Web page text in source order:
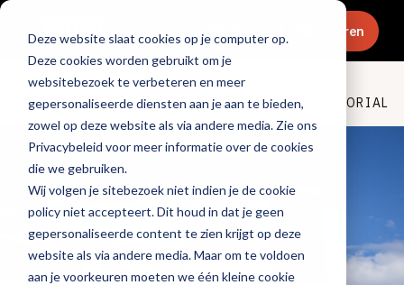
Deze website slaat cookies op je computer op.
Deze cookies worden gebruikt om je
websitebezoek te verbeteren en meer
gepersonaliseerde diensten aan je aan te bieden,
zowel op deze website als via andere media. Zie ons
Privacybeleid voor meer informatie over de cookies
die we gebruiken.
Wij volgen je sitebezoek niet indien je de cookie
policy niet accepteert. Dit houd in dat je geen
gepersonaliseerde content te zien krijgt op deze
website als via andere media. Maar om te voldoen
aan je voorkeuren moeten we één kleine cookie
Menu Abonneren
Dranken ADVERTORIAL